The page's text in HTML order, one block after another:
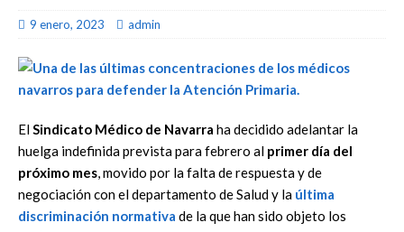
9 enero, 2023 admin
ElSindicato Médico de Navarra ha decidido adelantar la
huelga indefinida prevista para febrero al primer día del
próximo mes, movido por la falta de respuesta y de
negociación con el departamento de Salud y la última
discriminación normativa de la que han sido objeto los